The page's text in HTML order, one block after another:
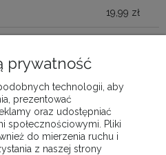
19,99 zł
32-060 Liszki w
firmy)
ul Balicka
na
w godzinach
0,00 zł
prywatność
technologii, aby
prezentować
oraz udostępniać
społecznościowymi. Pliki
do mierzenia ruchu i
z naszej strony